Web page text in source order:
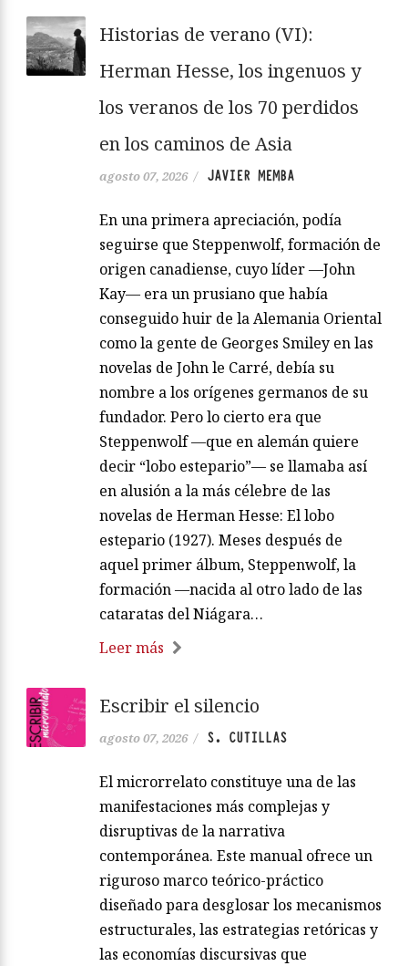
Historias de verano (VI):
Herman Hesse, los ingenuos y
los veranos de los 70 perdidos
en los caminos de Asia
agosto 07, 2026 / JAVIER MEMBA
En una primera apreciación, podía
seguirse que Steppenwolf, formación de
origen canadiense, cuyo líder —John
Kay— era un prusiano que había
conseguido huir de la Alemania Oriental
como la gente de Georges Smiley en las
novelas de John le Carré, debía su
nombre a los orígenes germanos de su
fundador. Pero lo cierto era que
Steppenwolf —que en alemán quiere
decir “lobo estepario”— se llamaba así
en alusión a la más célebre de las
novelas de Herman Hesse: El lobo
estepario (1927). Meses después de
aquel primer álbum, Steppenwolf, la
formación —nacida al otro lado de las
cataratas del Niágara…
Leer más
Escribir el silencio
agosto 07, 2026 / S. CUTILLAS
El microrrelato constituye una de las
manifestaciones más complejas y
disruptivas de la narrativa
contemporánea. Este manual ofrece un
riguroso marco teórico-práctico
diseñado para desglosar los mecanismos
estructurales, las estrategias retóricas y
las economías discursivas que